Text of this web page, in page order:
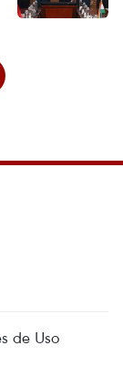
de Uso